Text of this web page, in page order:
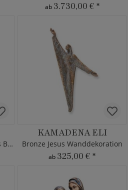
ab 3.730,00 € *
Betende Wandmadonna aus Bronze
KAMADENA ELI
Bronze Jesus Wanddekoration
ab 325,00 € *